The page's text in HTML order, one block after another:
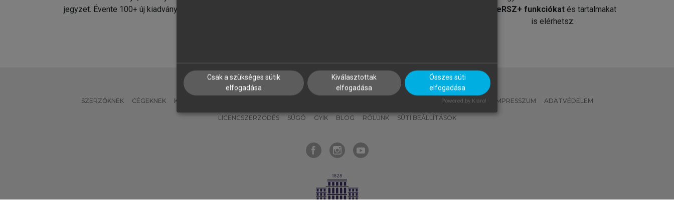
jegyzet. Évente 100+ új kiadvány.
MeRSZ+ funkciókat és tartalmakat
is elérhetsz.
SZERZŐKNEK CÉGEKNEK KÖNYVTÁROSOKNAK MI – ÁLTALÁNOS IRÁNYELVEK IMPRESSZUM ADATVÉDELEM
LICENCSZERZŐDÉS SÚGÓ GYIK BLOG RÓLUNK SÜTI BEÁLLÍTÁSOK
Csak a szükséges sütik
elfogadása
Kiválasztottak
elfogadása
Összes süti
elfogadása
Powered by Klaro!